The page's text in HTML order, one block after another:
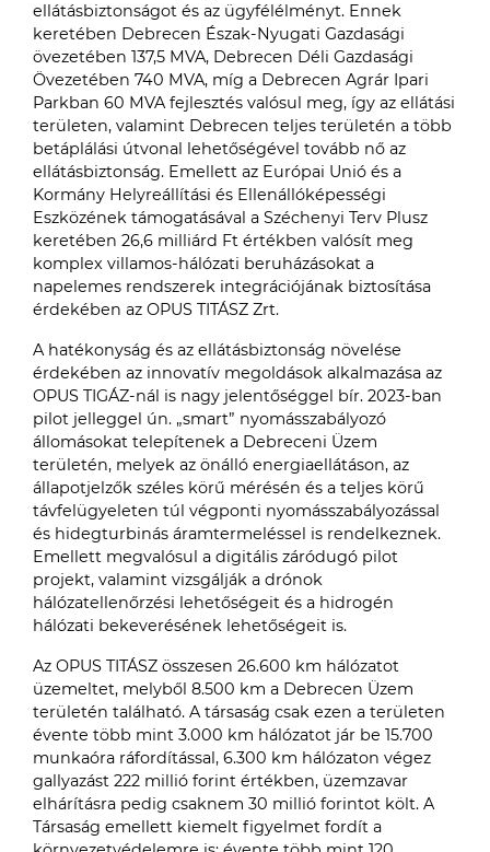
ellátásbiztonságot és az ügyfélélményt. Ennek
keretében Debrecen Észak-Nyugati Gazdasági
övezetében 137,5 MVA, Debrecen Déli Gazdasági
Övezetében 740 MVA, míg a Debrecen Agrár Ipari
Parkban 60 MVA fejlesztés valósul meg, így az ellátási
területen, valamint Debrecen teljes területén a több
betáplálási útvonal lehetőségével tovább nő az
ellátásbiztonság. Emellett az Európai Unió és a
Kormány Helyreállítási és Ellenállóképességi
Eszközének támogatásával a Széchenyi Terv Plusz
keretében 26,6 milliárd Ft értékben valósít meg
komplex villamos-hálózati beruházásokat a
napelemes rendszerek integrációjának biztosítása
érdekében az OPUS TITÁSZ Zrt.
A hatékonyság és az ellátásbiztonság növelése
érdekében az innovatív megoldások alkalmazása az
OPUS TIGÁZ-nál is nagy jelentőséggel bír. 2023-ban
pilot jelleggel ún. „smart” nyomásszabályozó
állomásokat telepítenek a Debreceni Üzem
területén, melyek az önálló energiaellátáson, az
állapotjelzők széles körű mérésén és a teljes körű
távfelügyeleten túl végponti nyomásszabályozással
és hidegturbinás áramtermeléssel is rendelkeznek.
Emellett megvalósul a digitális záródugó pilot
projekt, valamint vizsgálják a drónok
hálózatellenőrzési lehetőségeit és a hidrogén
hálózati bekeverésének lehetőségeit is.
Az OPUS TITÁSZ összesen 26.600 km hálózatot
üzemeltet, melyből 8.500 km a Debrecen Üzem
területén található. A társaság csak ezen a területen
évente több mint 3.000 km hálózatot jár be 15.700
munkaóra ráfordítással, 6.300 km hálózaton végez
gallyazást 222 millió forint értékben, üzemzavar
elhárításra pedig csaknem 30 millió forintot költ. A
Társaság emellett kiemelt figyelmet fordít a